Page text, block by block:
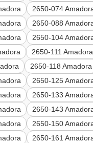
2650-074
2650-088
2650-104
2650-111 Amadora
2650-118 Amadora
2650-125
2650-133
2650-143
2650-150
2650-161